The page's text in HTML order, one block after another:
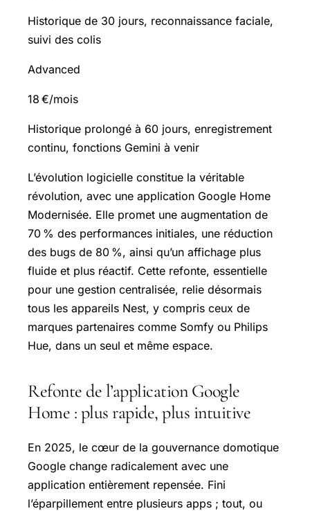
Historique de 30 jours, reconnaissance faciale,
suivi des colis
Advanced
18 €/mois
Historique prolongé à 60 jours, enregistrement
continu, fonctions Gemini à venir
L’évolution logicielle constitue la véritable
révolution, avec une application Google Home
Modernisée. Elle promet une augmentation de
70 % des performances initiales, une réduction
des bugs de 80 %, ainsi qu’un affichage plus
fluide et plus réactif. Cette refonte, essentielle
pour une gestion centralisée, relie désormais
tous les appareils Nest, y compris ceux de
marques partenaires comme Somfy ou Philips
Hue, dans un seul et même espace.
Refonte de l’application Google
Home : plus rapide, plus intuitive
En 2025, le cœur de la gouvernance domotique
Google change radicalement avec une
application entièrement repensée. Fini
l’éparpillement entre plusieurs apps ; tout, ou